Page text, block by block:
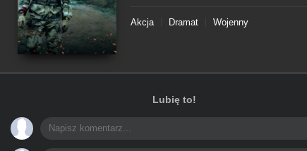
Akcja Dramat Wojenny
Lubię to!